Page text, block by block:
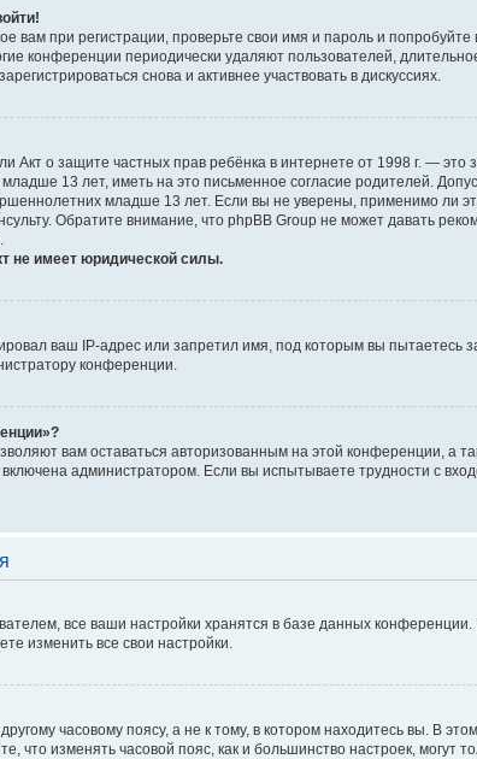
вам при регистрации, проверьте свои имя и пароль и
конференции периодически удаляют пользователей,
снова и активнее участвовать в дискуссиях.
Акт о защите частных прав ребёнка в интернете от 1998 г. —
13 лет, иметь на это письменное согласие родителей.
младше 13 лет. Если вы не уверены, применимо ли
Обратите внимание, что phpBB Group не может давать
не имеет юридической силы.
ваш IP-адрес или запретил имя, под которым вы пытаетесь
конференции.
вам оставаться авторизованным на этой конференции, а
администратором. Если вы испытываете трудности с
все ваши настройки хранятся в базе данных
изменить все свои настройки.
часовому поясу, а не к тому, в котором находитесь вы. В
что изменять часовой пояс, как и большинство настроек, могут